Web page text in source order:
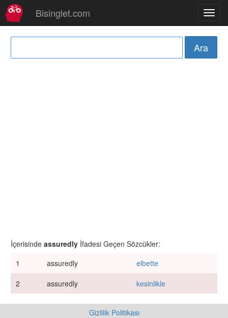
Bisinglet.com
İçerisinde assuredly İfadesi Geçen Sözcükler:
1
assuredly
elbette
2
assuredly kesinlikle
Gizlilik Politikası